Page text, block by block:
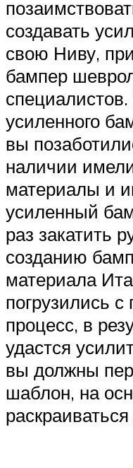
создавать
свою Ниву,
бампер
усиленного
вы
наличии
материалы и
усиленный
раз закатить
созданию
материала
погрузились с
процесс, в
удастся
вы должны
шаблон, на